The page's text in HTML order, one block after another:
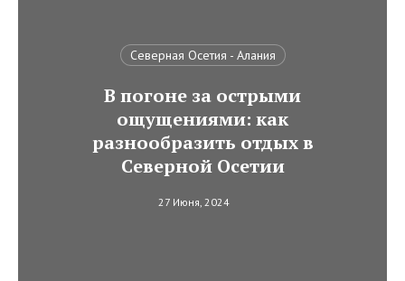
Северная Осетия - Алания
В погоне за острыми
ощущениями: как
разнообразить отдых в
Северной Осетии
27 Июня, 2024